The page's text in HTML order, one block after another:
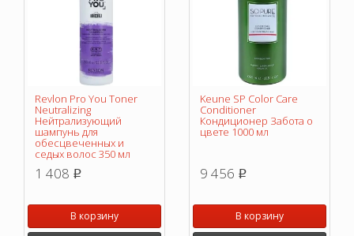
Revlon Pro You Toner
Neutralizing
Нейтрализующий
шампунь для
обесцвеченных и
седых волос 350 мл
1 408 p
В корзину
Keune SP Color Care
Conditioner
Кондиционер Забота о
цвете 1000 мл
9 456 p
В корзину